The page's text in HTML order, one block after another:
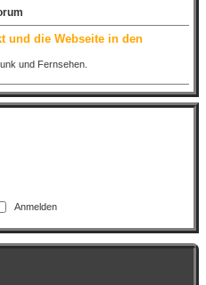
und die Webseite in den
und Fernsehen.